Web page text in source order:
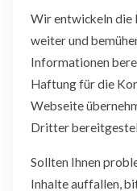
Wir entwickeln die
weiter und
Informationen
Haftung für die
Webseite
Dritter
Sollten Ihnen
Inhalte auffallen,